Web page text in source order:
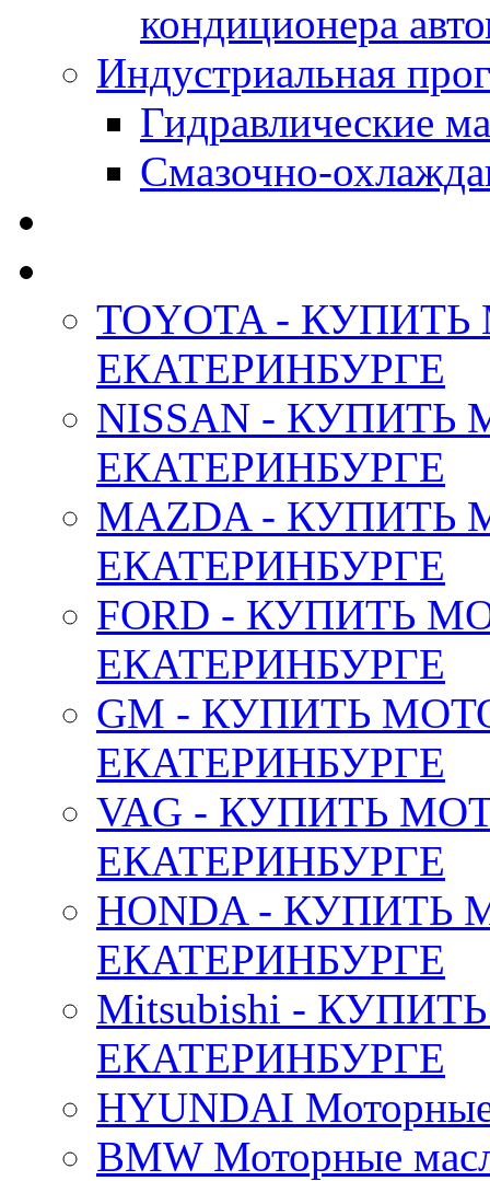
кондиционера
Индустриальная
Гидравлические
Смазочно-
TOYOTA -
ЕКАТЕРИНБУРГЕ
NISSAN -
ЕКАТЕРИНБУРГЕ
MAZDA -
ЕКАТЕРИНБУРГЕ
FORD - КУПИТЬ
ЕКАТЕРИНБУРГЕ
GM - КУПИТЬ
ЕКАТЕРИНБУРГЕ
VAG - КУПИТЬ
ЕКАТЕРИНБУРГЕ
HONDA -
ЕКАТЕРИНБУРГЕ
Mitsubishi -
ЕКАТЕРИНБУРГЕ
HYUNDAI
BMW Моторные